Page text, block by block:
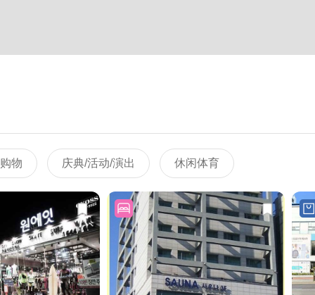
购物 庆典/活动/演出 休闲体育